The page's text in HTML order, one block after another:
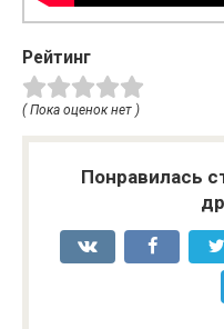
Рейтинг
( Пока оценок нет )
Понравилась